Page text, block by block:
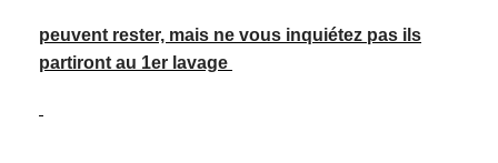
peuvent rester, mais ne vous inquiétez pas ils
partiront au 1er lavage